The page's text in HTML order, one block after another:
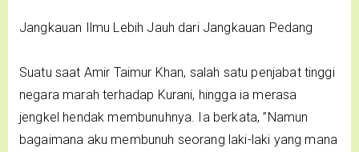
Jangkauan Ilmu Lebih Jauh dari Jangkauan Pedang
Suatu saat Amir Taimur Khan, salah satu penjabat tinggi
negara marah terhadap Kurani, hingga ia merasa
jengkel hendak membunuhnya. Ia berkata, ”Namun
bagaimana aku membunuh seorang laki-laki yang mana